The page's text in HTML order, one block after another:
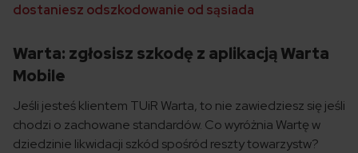
dostaniesz odszkodowanie od sąsiada
Warta: zgłosisz szkodę z aplikacją Warta
Mobile
Jeśli jesteś klientem TUiR Warta, to nie zawiedziesz się jeśli
chodzi o zachowane standardów. Co wyróżnia Wartę w
dziedzinie likwidacji szkód spośród reszty towarzystw?